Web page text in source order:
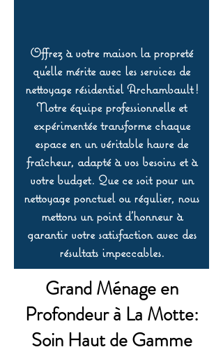
Offrez à votre maison la propreté
qu’elle mérite avec les services de
nettoyage résidentiel Archambault !
Notre équipe professionnelle et
expérimentée transforme chaque
espace en un véritable havre de
fraîcheur, adapté à vos besoins et à
votre budget. Que ce soit pour un
nettoyage ponctuel ou régulier, nous
mettons un point d’honneur à
garantir votre satisfaction avec des
résultats impeccables.
Grand Ménage en
Profondeur à La Motte:
Soin Haut de Gamme